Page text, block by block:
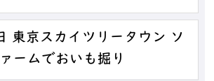
東京スカイツリータウン ソ
ームでおいも掘り